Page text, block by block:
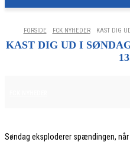
FORSIDE FCK NYHEDER KAST DIG
KAST DIG UD I
Søndag eksploderer spændingen,